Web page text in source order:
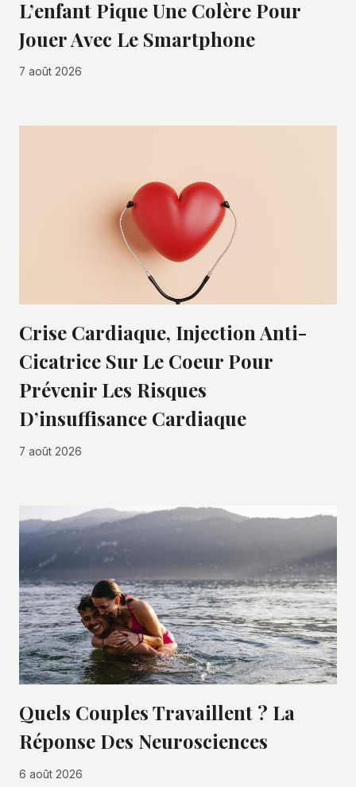
L’enfant Pique Une Colère Pour
Jouer Avec Le Smartphone
7 août 2026
Crise Cardiaque, Injection Anti-
Cicatrice Sur Le Coeur Pour
Prévenir Les Risques
D’insuffisance Cardiaque
7 août 2026
Quels Couples Travaillent ? La
Réponse Des Neurosciences
6 août 2026